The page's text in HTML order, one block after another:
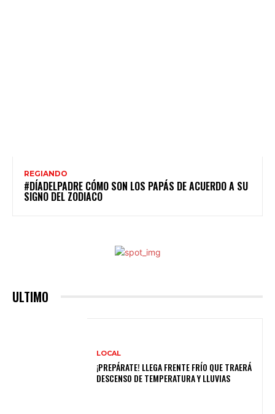
REGIANDO
#DÍADELPADRE CÓMO SON LOS PAPÁS DE ACUERDO A SU
SIGNO DEL ZODIACO
ULTIMO
LOCAL
¡PREPÁRATE! LLEGA FRENTE FRÍO QUE TRAERÁ
DESCENSO DE TEMPERATURA Y LLUVIAS